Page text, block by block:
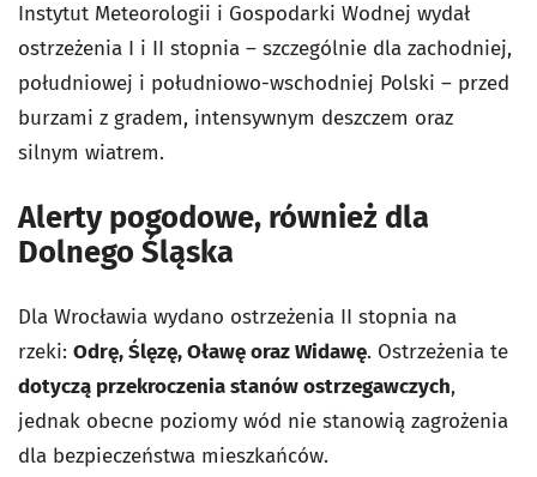
Instytut Meteorologii i Gospodarki Wodnej wydał
ostrzeżenia I i II stopnia – szczególnie dla zachodniej,
południowej i południowo-wschodniej Polski – przed
burzami z gradem, intensywnym deszczem oraz
silnym wiatrem.
Alerty pogodowe, również dla
Dolnego Śląska
Dla Wrocławia wydano ostrzeżenia II stopnia na
rzeki: Odrę, Ślęzę, Oławę oraz Widawę. Ostrzeżenia te
dotyczą przekroczenia stanów ostrzegawczych,
jednak obecne poziomy wód nie stanowią zagrożenia
dla bezpieczeństwa mieszkańców.